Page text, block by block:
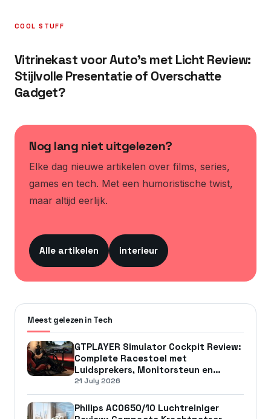
COOL STUFF
Vitrinekast voor Auto’s met Licht Review:
Stijlvolle Presentatie of Overschatte
Gadget?
Nog lang niet uitgelezen?
Elke dag nieuwe artikelen over films, series,
games en tech. Met een humoristische twist,
maar altijd eerlijk.
Alle artikelen interieur
Meest gelezen in Tech
GTPLAYER Simulator Cockpit Review:
Complete Racestoel met
Luidsprekers, Monitorsteun en
Maximale Stabiliteit
21 July 2026
Philips AC0650/10 Luchtreiniger